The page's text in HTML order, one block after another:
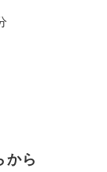
から